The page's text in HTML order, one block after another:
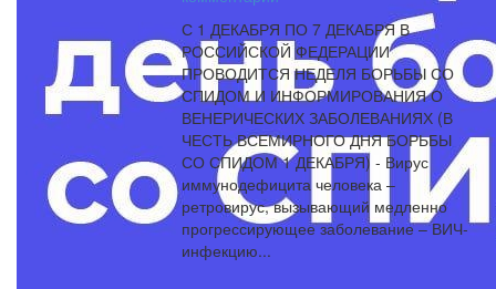
С 1 ДЕКАБРЯ ПО 7 ДЕКАБРЯ В
РОССИЙСКОЙ ФЕДЕРАЦИИ
ПРОВОДИТСЯ НЕДЕЛЯ БОРЬБЫ СО
СПИДОМ И ИНФОРМИРОВАНИЯ О
ВЕНЕРИЧЕСКИХ ЗАБОЛЕВАНИЯХ (В
ЧЕСТЬ ВСЕМИРНОГО ДНЯ БОРЬБЫ
СО СПИДОМ 1 ДЕКАБРЯ) - Вирус
иммунодефицита человека –
ретровирус, вызывающий медленно
прогрессирующее заболевание – ВИЧ-
инфекцию...